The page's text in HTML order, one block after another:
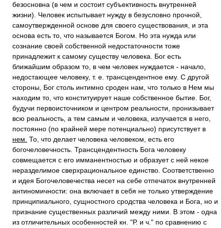
безосновна (в чем и состоит субъективность внутренней
жизни). Человек испытывает нужду в безусловно прочной,
самоутвержденной основе для своего существования, и эта
основа есть то, что называется Богом. Но эта нужда или
сознание своей собственной недостаточности тоже
принадлежит к самому существу человека. Бог есть
ближайшим образом то, в чем человек нуждается - начало,
недостающее человеку, т. е. трансцендентное ему. С другой
стороны, Бог столь интимно сроден нам, что только в Нем мы
находим то, что конституирует наше собственное бытие. Бог,
будучи первоисточником и центром реальности, пронизывает
всю реальность, а тем самым и человека, излучается в него,
постоянно (по крайней мере потенциально) присутствует в
нем. То, что делает человека человеком, есть его
богочеловечность. Трансцендентность Бога человеку
совмещается с его имманентностью и образует с ней некое
неразделимое сверхрациональное единство. Соответственно
и идея Богочеловечества несет на себе отпечаток внутренней
антиномичности: она включает в себя не только утверждение
принципиального, сущностного сродства человека и Бога, но и
признание существенных различий между ними. В этом - одна
из отличительных особенностей кн. "Р. и ч." по сравнению с